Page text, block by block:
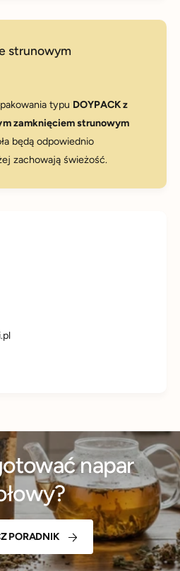
strunowym
typu DOYPACK z
zamknięciem strunowym
będą odpowiednio
zachowają świeżość.
napar
PORADNIK